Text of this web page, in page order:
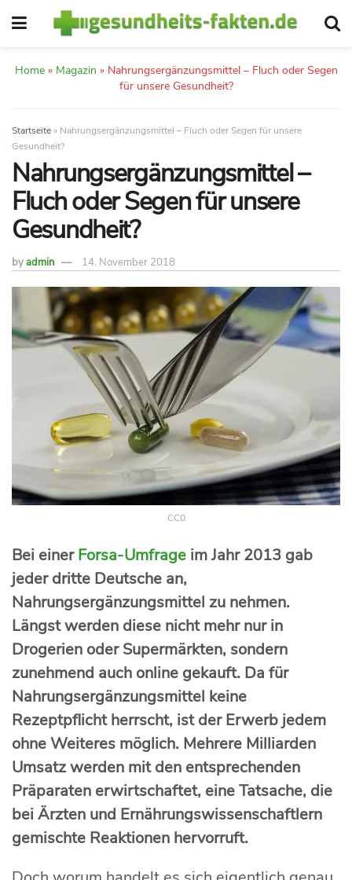
Home» Magazin » Nahrungsergänzungsmittel – Fluch oder Segen
für unsere Gesundheit?
Startseite » Nahrungsergänzungsmittel – Fluch oder Segen für unsere
Gesundheit?
Nahrungsergänzungsmittel –
Fluch oder Segen für unsere
Gesundheit?
byadmin 14. November 2018
CC0
Bei einerForsa-Umfrage im Jahr 2013 gab
jeder dritte Deutsche an,
Nahrungsergänzungsmittel zu nehmen.
Längst werden diese nicht mehr nur in
Drogerien oder Supermärkten, sondern
zunehmend auch online gekauft. Da für
Nahrungsergänzungsmittel keine
Rezeptpflicht herrscht, ist der Erwerb jedem
ohne Weiteres möglich. Mehrere Milliarden
Umsatz werden mit den entsprechenden
Präparaten erwirtschaftet, eine Tatsache, die
bei Ärzten und Ernährungswissenschaftlern
gemischte Reaktionen hervorruft.